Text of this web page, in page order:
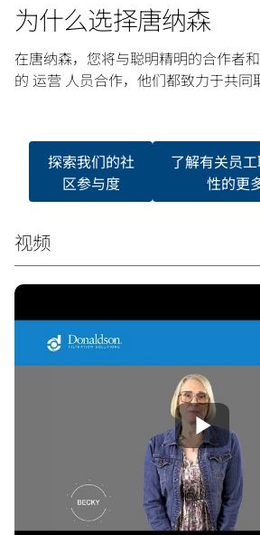
为什么选择唐纳森
在唐纳森，您将与聪明精明的合作者
的 运营 人员合作，他们都致力于共同
探索我们的社
区参与度
了解有关员
性的更
视频